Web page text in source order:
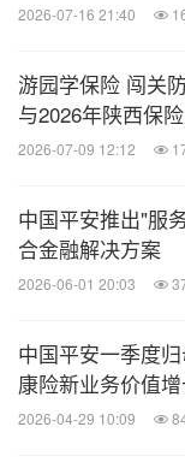
7,000个寿险、产
依托平安金管家
好医生等APP持
2025年6月30日
健增长。
2025年上半年，
223.35亿元，同
2026-07-16 21:40
游园学保险 闯关
与2026年陕西保
2026-07-09 12:12
中国平安推出"服
合金融解决方案
2026-06-01 20:03
中国平安一季度
康险新业务价值
2026-04-29 10:09